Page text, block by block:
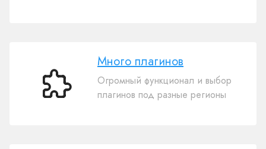
Много
Много плагинов
Огромный функционал и выбор
плагинов под разные регионы